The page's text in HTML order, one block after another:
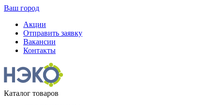
Ваш город
Акции
Отправить заявку
Вакансии
Контакты
Каталог товаров